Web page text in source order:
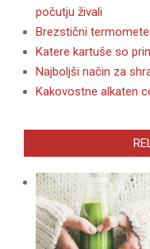
počutju živali
Brezstični
Katere kartuše so
Najboljši način za
Kakovostne alkaten